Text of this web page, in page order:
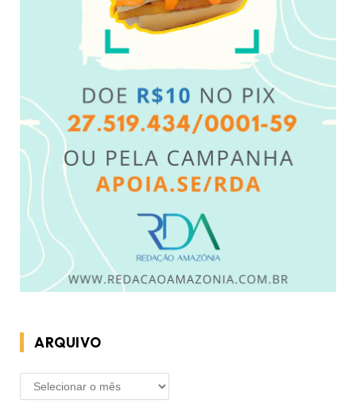
ARQUIVO
ARQUIVO